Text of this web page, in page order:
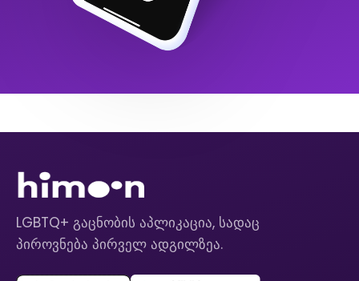
LGBTQ+ გაცნობის აპლიკაცია, სადაც
პიროვნება პირველ ადგილზეა.